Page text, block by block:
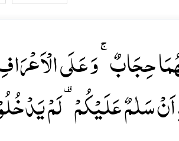
حِجَابٌ ۚ وَ عَلَی
سَلٰمٌ عَلَیۡکُمۡ ۟ لَمۡ